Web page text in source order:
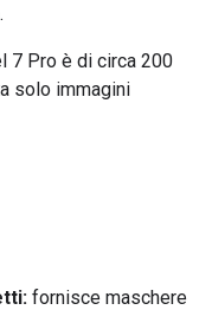
7 Pro è di circa 200
solo immagini
fornisce maschere